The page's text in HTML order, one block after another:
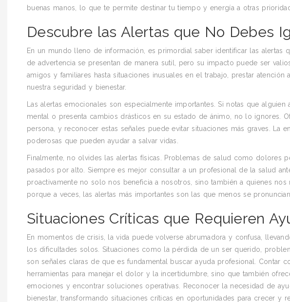
buenas manos, lo que te permite destinar tu tiempo y energía a otras
Descubre las Alertas que No Debes
En un mundo lleno de información, es primordial saber identificar las alertas
de advertencia se presentan de manera sutil, pero su impacto puede ser
amigos y familiares hasta situaciones inusuales en el trabajo, prestar
nuestra seguridad y bienestar.
Las alertas emocionales son especialmente importantes. Si notas que
mental o presenta cambios drásticos en su estado de ánimo, no lo ignores.
persona, y reconocer estas señales puede evitar situaciones más graves. La
poderosas que pueden ayudar a salvar vidas.
Finalmente, no olvides las alertas físicas. Problemas de salud como dolores
pasados por alto. Siempre es mejor consultar a un profesional de la salud
proactivamente no solo nos beneficia a nosotros, sino también a quienes nos
porque a veces, las alertas más importantes son las que menos se pronuncian.
Situaciones Críticas que Requieren
En momentos de crisis, la vida puede volverse abrumadora y confusa,
los dificultades solos. Situaciones como la pérdida de un ser querido,
son señales claras de que es fundamental buscar ayuda profesional. Contar
herramientas para manejar el dolor y la incertidumbre, sino que también
emociones y encontrar soluciones operativas. Reconocer la necesidad de
bienestar, transformando situaciones críticas en oportunidades para crecer y